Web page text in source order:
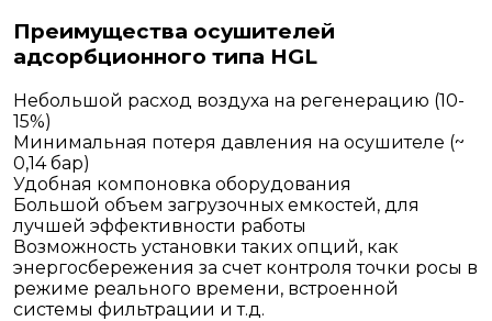
Преимущества осушителей
адсорбционного типа HGL
Небольшой расход воздуха на регенерацию (10-
15%)
Минимальная потеря давления на осушителе (~
0,14 бар)
Удобная компоновка оборудования
Большой объем загрузочных емкостей, для
лучшей эффективности работы
Возможность установки таких опций, как
энергосбережения за счет контроля точки росы в
режиме реального времени, встроенной
системы фильтрации и т.д.